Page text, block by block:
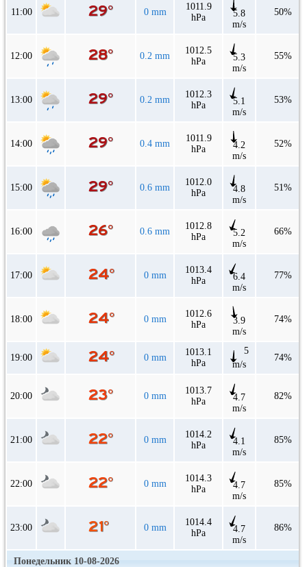
11:00 0 mm
1011.9
hPa
5.8
m/s
50%
12:00 0.2 mm
1012.5
hPa
5.3
m/s
55%
13:00 0.2 mm
1012.3
hPa
5.1
m/s
53%
14:00 0.4 mm
1011.9
hPa
4.2
m/s
52%
15:00 0.6 mm
1012.0
hPa
4.8
m/s
51%
16:00 0.6 mm
1012.8
hPa
5.2
m/s
66%
17:00 0 mm
1013.4
hPa
6.4
m/s
77%
18:00 0 mm
1012.6
hPa
3.9
m/s
74%
19:00 0 mm
1013.1
hPa
5
m/s
74%
20:00 0 mm
1013.7
hPa
4.7
m/s
82%
21:00 0 mm
1014.2
hPa
4.1
m/s
85%
22:00 0 mm
1014.3
hPa
4.7
m/s
85%
23:00 0 mm
1014.4
hPa
4.7
m/s
86%
Понедельник 10-08-2026